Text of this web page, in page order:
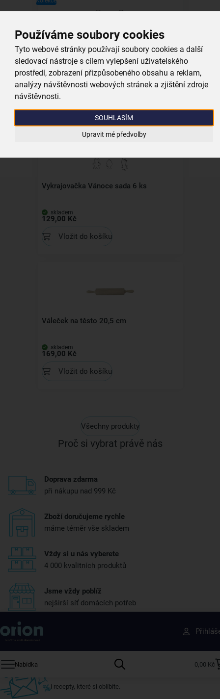
Používáme soubory cookies
Tyto webové stránky používají soubory cookies a další
sledovací nástroje s cílem vylepšení uživatelského
prostředí, zobrazení přizpůsobeného obsahu a reklam,
analýzy návštěvnosti webových stránek a zjištění zdroje
návštěvnosti.
SOUHLASÍM
Upravit mé předvolby
Vykrajovačka KVĚT sada 2 ks
skladem
79,00 Kč
Vložit do košíku
Vykrajovačka Vánoce sada 6 ks
skladem
129,00 Kč
Vložit do košíku
Váleček na těsto 20,5 cm
skladem
169,00 Kč
Vložit do košíku
Všechny produkty
Proč si vybrat právě nás
Doprava zdarma
při nákupu nad 999 Kč
Zboží doručujeme rychle
máme téměr vše skladem
Vždy si u nás vyberete
4 000 kvalitních produktů
Jsme vždy poblíž
nejširší síť domácích potřeb
Nabídka 0,00 Kč
Získejte rady, recepty a tipy na slevy dřív než
ostatní
Přihlaste se k odběru našeho newsletteru.
i recepty, které si oblíbíte.